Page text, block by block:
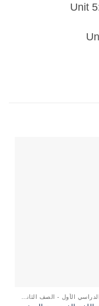
Unit